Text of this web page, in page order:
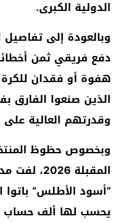
الدولية الكبرى.
وبالعودة إلى تفاصيل
دفع فريقي ثمن
هفوة أو فقدان للكرة
الذين صنعوا الفارق
وقدرتهم العالية على
وبخصوص حظوظ
المقبلة
“أسود الأطلس” باتوا
يحسب لها ألف حساب